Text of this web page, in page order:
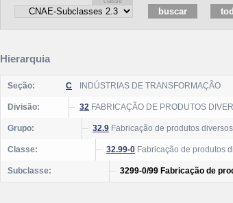
Hierarquia
Seção: C INDÚSTRIAS DE TRANSFORMAÇÃO
Divisão: 32 FABRICAÇÃO DE PRODUTOS
Grupo: 32.9 Fabricação de produtos diversos
Classe: 32.99-0 Fabricação de produtos
Subclasse: 3299-0/99 Fabricação de